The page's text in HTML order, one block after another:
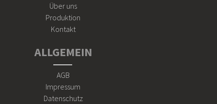
Über uns
Produktion
Kontakt
ALLGEMEIN
AGB
Impressum
Datenschutz